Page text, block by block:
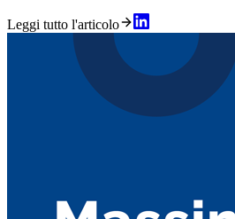
Leggi tutto l'articolo